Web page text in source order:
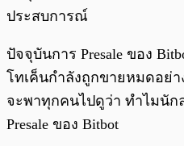
ประสบการณ์
ปัจจุบันการ Presale ของ
โทเค็นกำลังถูกขายหมดอย่า
จะพาทุกคนไปดูว่า ทำไมนัก
Presale ของ Bitbot